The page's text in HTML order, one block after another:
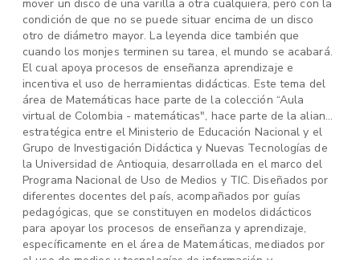
mover un disco de una varilla a otra cualquiera, pero con la
condición de que no se puede situar encima de un disco
otro de diámetro mayor. La leyenda dice también que
cuando los monjes terminen su tarea, el mundo se acabará.
El cual apoya procesos de enseñanza aprendizaje e
incentiva el uso de herramientas didácticas. Este tema del
área de Matemáticas hace parte de la colección “Aula
virtual de Colombia - matemáticas", hace parte de la alianza
estratégica entre el Ministerio de Educación Nacional y el
Grupo de Investigación Didáctica y Nuevas Tecnologías de
la Universidad de Antioquia, desarrollada en el marco del
Programa Nacional de Uso de Medios y TIC. Diseñados por
diferentes docentes del país, acompañados por guías
pedagógicas, que se constituyen en modelos didácticos
para apoyar los procesos de enseñanza y aprendizaje,
específicamente en el área de Matemáticas, mediados por